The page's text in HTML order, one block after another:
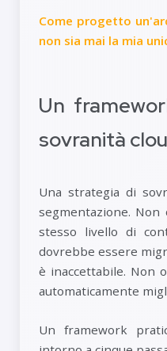
Come progetto
non sia mai la mia
Un
sovranità
Una strategia di
segmentazione.
stesso livello di
dovrebbe essere
è inaccettabile. Non
automaticamente
Un framework